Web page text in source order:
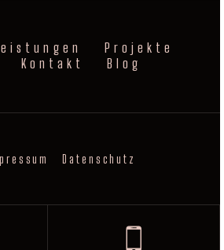
Projekte
Kontakt Blog
Datenschutz